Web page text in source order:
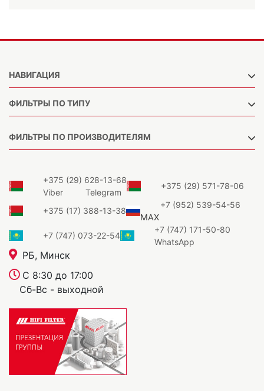
НАВИГАЦИЯ
ФИЛЬТРЫ ПО ТИПУ
ФИЛЬТРЫ ПО ПРОИЗВОДИТЕЛЯМ
+375 (29) 628-13-68
Viber
Telegram
+375 (29) 571-78-06
+375 (17) 388-13-38
+7 (952) 539-54-56
MAX
+7 (747) 073-22-54
+7 (747) 171-50-80
WhatsApp
РБ, Минск
С 8:30 до 17:00
Сб-Вс - выходной